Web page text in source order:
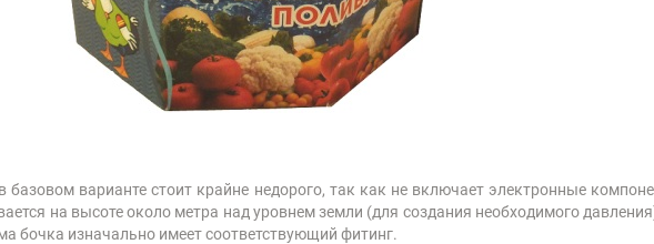
базовом варианте стоит крайне недорого, так как не включает электронные
на высоте около метра над уровнем земли (для создания необходимого
бочка изначально имеет соответствующий фитинг.